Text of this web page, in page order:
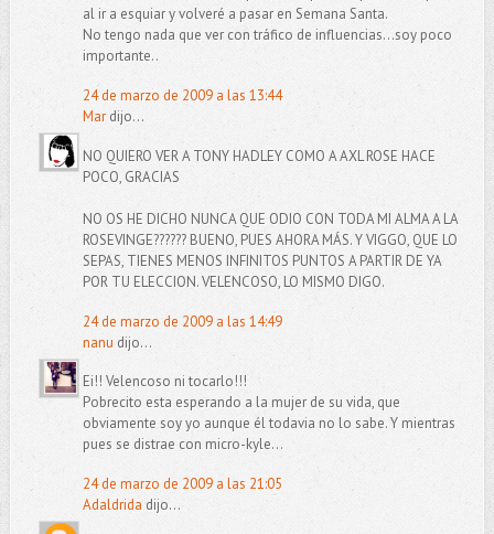
al ir a esquiar y volveré a pasar en Semana Santa.
No tengo nada que ver con tráfico de influencias...soy poco
importante..
24 de marzo de 2009 a las 13:44
Mardijo...
NO QUIERO VER A TONY HADLEY COMO A AXL ROSE HACE
POCO, GRACIAS
NO OS HE DICHO NUNCA QUE ODIO CON TODA MI ALMA A LA
ROSEVINGE?????? BUENO, PUES AHORA MÁS. Y VIGGO, QUE LO
SEPAS, TIENES MENOS INFINITOS PUNTOS A PARTIR DE YA
POR TU ELECCION. VELENCOSO, LO MISMO DIGO.
24 de marzo de 2009 a las 14:49
nanu dijo...
Ei!! Velencoso ni tocarlo!!!
Pobrecito esta esperando a la mujer de su vida, que
obviamente soy yo aunque él todavia no lo sabe. Y mientras
pues se distrae con micro-kyle...
24 de marzo de 2009 a las 21:05
Adaldrida dijo...